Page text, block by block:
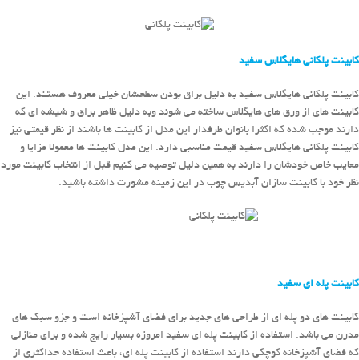
کابینت پلکانی هایگلاس سفید
کابینت پلکانی هایگلاس سفید به دلیل براق بودن سطحشان خیلی معروف هستند. این
کابینت های از ورق های هایگلاس ساخته می شوند وبه دلیل ظاهر براق و شیشه ای که
دارند موجب شده که اکثرا بانوان طرفدار این مدل از کابینت ها باشند از نظر قیمتی نیز
کابینت پلکانی هایگلاس سفید قیمت مناسبی دارد. این مدل کابینت ها معمولا مزایا و
معایب خاص خودشان را دارند به همین دلیل توصیه می کنیم قبل از انتخاب کابینت مورد
نظر خود با کابینت سازان آبدیس چوب در این زمینه مشورت داشته باشید.
کابینت پله ای سفید
کابینت های دو پله ای از طراحی های جدید برای فضای آشپزخانه است و جزو سبک های
مدرن می باشد. استفاده از کابینت پله ای سفید امروزه بسیار رایج شده و برای منازلی
که فضای آشپزخانه کوچکی دارند استفاده از کابینت پله ای، باعث استفاده حداکثری از